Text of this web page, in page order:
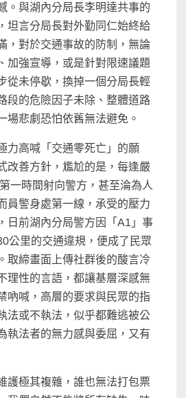
。與湖內分局長李明達共事的
坦言分局長對外勤同仁始終給
，對於交通事故的防制，無論
加強宣導，或是針對限速議題
從未停歇，換掉一個分局長輕
段的危險因子未除、整體道路
場悲劇恐怕依舊無法避免。
力高喊「交通零死亡」的願
改善方針，尷尬的是，每逢嚴
一時間射向警方，甚至淪為人
員警身處第一線，承受的壓力
日前湖內分局警方因「A1」事
公里的交通違規，便成了民眾
取締畫面上傳社群後的酸言冷
理性的言語，都讓基層深感無
吶喊，高層的要求與民眾的指
法或不執法，似乎都難逃被公
執法者的無力感與委屈，又有
護極其複雜，誰也無法打包票